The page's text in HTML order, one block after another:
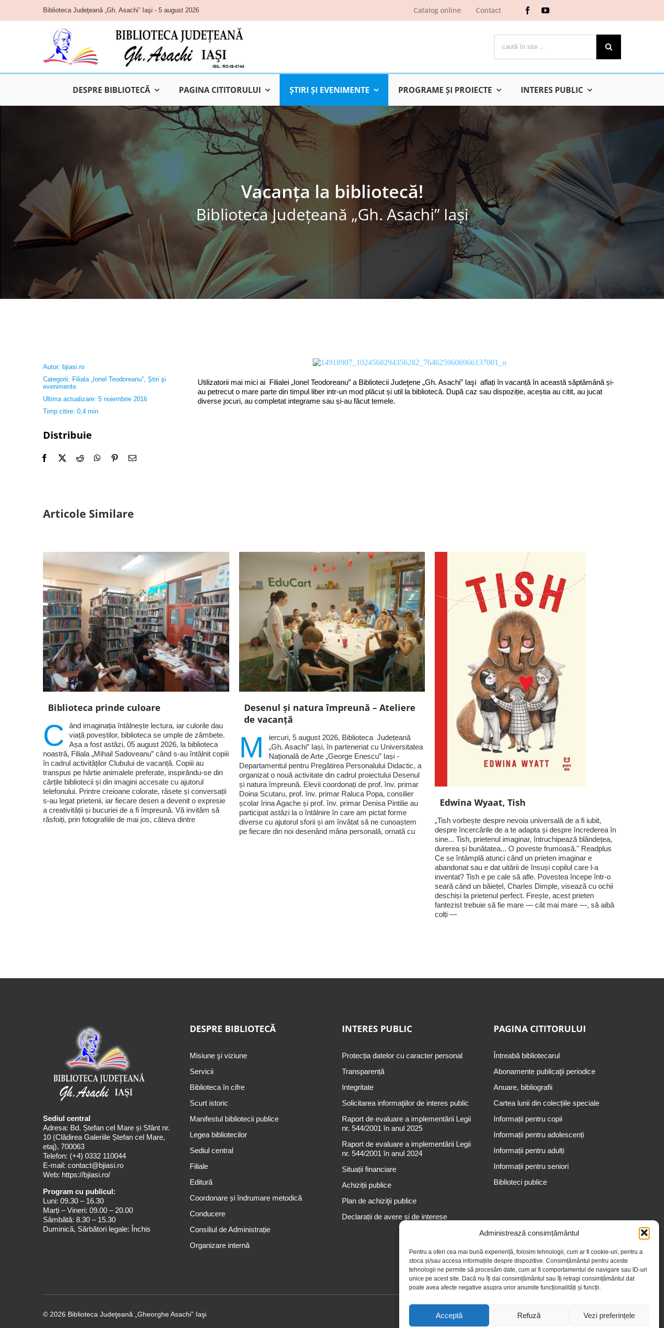
Administrează consimțământul
Pentru a oferi cea mai bună experiență, folosim tehnologii, cum ar fi cookie-uri, pentru a
stoca și/sau accesa informațiile despre dispozitive. Consimțământul pentru aceste
tehnologii ne permite să procesăm date, cum ar fi comportamentul de navigare sau ID-uri
unice pe acest site. Dacă nu îți dai consimțământul sau îți retragi consimțământul dat
poate avea afecte negative asupra unor anumite funcționalități și funcții.
Acceptă Refuză Vezi preferințele
content
Biblioteca Judeţeană „Gh. Asachi” Iaşi - 5 august 2026 Catalog online Contact
DESPRE BIBLIOTECĂ PAGINA CITITORULUI ŞTIRI ŞI EVENIMENTE PROGRAME ŞI PROIECTE INTERES PUBLIC
Vacanța la bibliotecă!
Biblioteca Judeţeană „Gh. Asachi” Iaşi
Autor: bjiasi.ro
Categorii: Filiala „Ionel Teodoreanu”, Ştiri şi
evenimente
Ultima actualizare: 5 noiembrie 2016
Timp citire: 0,4 min
Distribuie
Utilizatorii mai mici ai Filialei „Ionel Teodoreanu” a Bibliotecii Judeţene „Gh. Asachi” Iaşi aflați în vacanță în această săptămână și-
au petrecut o mare parte din timpul liber intr-un mod plăcut și util la bibliotecă. După caz sau dispoziție, aceștia au citit, au jucat
diverse jocuri, au completat integrame sau și-au făcut temele.
Articole Similare
Biblioteca prinde culoare
C
ând imaginația întâlnește lectura, iar culorile dau
viață poveștilor, biblioteca se umple de zâmbete.
Așa a fost astăzi, 05 august 2026, la biblioteca
noastră, Filiala „Mihail Sadoveanu” când s-au întâlnit copiii
în cadrul activităților Clubului de vacanță. Copiii au
transpus pe hârtie animalele preferate, inspirându-se din
cărțile bibliotecii și din imagini accesate cu ajutorul
telefonului. Printre creioane colorate, râsete și conversații
s-au legat prietenii, iar fiecare desen a devenit o expresie
a creativității și bucuriei de a fi împreună. Vă invităm să
răsfoiți, prin fotografiile de mai jos, câteva dintre
Desenul și natura împreună – Ateliere
de vacanță
M
iercuri, 5 august 2026, Biblioteca Județeană
„Gh. Asachi” Iași, în parteneriat cu Universitatea
Națională de Arte „George Enescu” Iași -
Departamentul pentru Pregătirea Personalului Didactic, a
organizat o nouă activitate din cadrul proiectului Desenul
și natura împreună. Elevii coordonați de prof. înv. primar
Doina Scutaru, prof. înv. primar Raluca Popa, consilier
școlar Irina Agache și prof. înv. primar Denisa Pintilie au
participat astăzi la o întâlnire în care am pictat forme
diverse cu ajutorul sforii și am învățat să ne cunoaștem
pe fiecare din noi desenând mâna personală, ornată cu
Edwina Wyaat, Tish
„Tish vorbește despre nevoia universală de a fi iubit,
despre încercările de a te adapta și despre încrederea în
sine... Tish, prietenul imaginar, întruchipează blândețea,
durerea și bunătatea... O poveste frumoasă." Readplus
Ce se întâmplă atunci când un prieten imaginar e
abandonat sau e dat uitării de însuși copilul care l-a
inventat? Tish e pe cale să afle. Povestea începe într-o
seară când un băiețel, Charles Dimple, visează cu ochii
deschiși la prietenul perfect. Firește, acest prieten
fantezist trebuie să fie mare — cât mai mare —, să aibă
colți —
Sediul central
Adresa: Bd. Ștefan cel Mare și Sfânt nr.
10 (Clădirea Galeriile Ștefan cel Mare,
etaj), 700063
Telefon: (+4) 0332 110044
E-mail: contact@bjiasi.ro
Web: https://bjiasi.ro/
Program cu publicul:
Luni: 09.30 – 16.30
Marți – Vineri: 09.00 – 20.00
Sâmbătă: 8.30 – 15.30
Duminică, Sărbători legale: Închis
DESPRE BIBLIOTECĂ
Misiune şi viziune
Servicii
Biblioteca în cifre
Scurt istoric
Manifestul bibliotecii publice
Legea bibliotecilor
Sediul central
Filiale
Editură
Coordonare și îndrumare metodică
Conducere
Consiliul de Administrație
Organizare internă
INTERES PUBLIC
Protecția datelor cu caracter personal
Transparență
Integritate
Solicitarea informaţiilor de interes public
Raport de evaluare a implementării Legii
nr. 544/2001 în anul 2025
Raport de evaluare a implementării Legii
nr. 544/2001 în anul 2024
Situații financiare
Achiziții publice
Plan de achiziţii publice
Declarații de avere și de interese
PAGINA CITITORULUI
Întreabă bibliotecarul
Abonamente publicaţii periodice
Anuare, bibliografii
Cartea lunii din colecțiile speciale
Informații pentru copii
Informații pentru adolescenți
Informații pentru adulți
Informații pentru seniori
Biblioteci publice
© 2026 Biblioteca Judeţeană „Gheorghe Asachi” Iaşi